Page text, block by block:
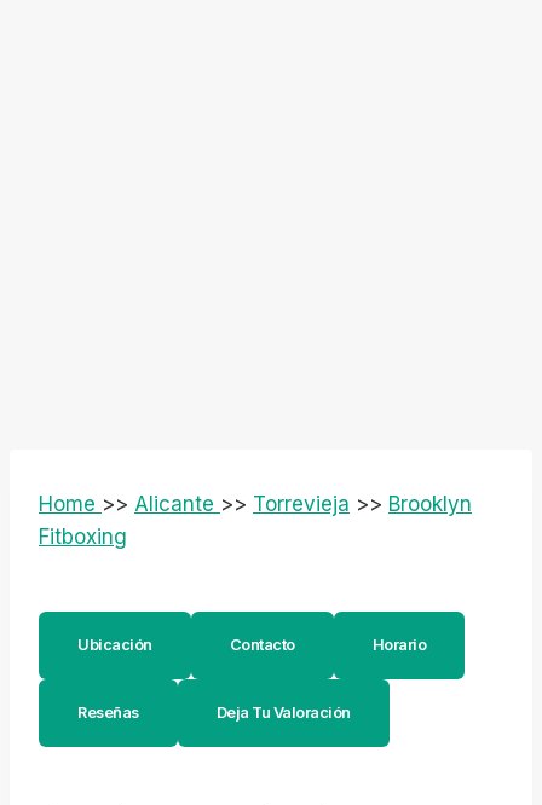
Home >> Alicante >> Torrevieja >> Brooklyn
Fitboxing
Ubicación Contacto Horario
Reseñas Deja Tu Valoración